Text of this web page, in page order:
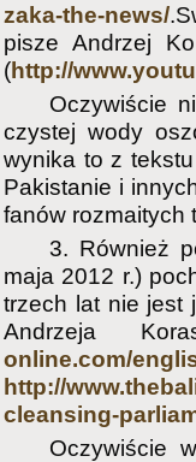
zaka-the-news/
pisze Andrzej
(http://
Oczywiście
czystej wody
wynika to z
Pakistanie i
fanów rozmaitych
3. Również
maja 2012 r.)
trzech lat nie jest
Andrzeja
online.com/
http://
cleansing-
Oczywiście